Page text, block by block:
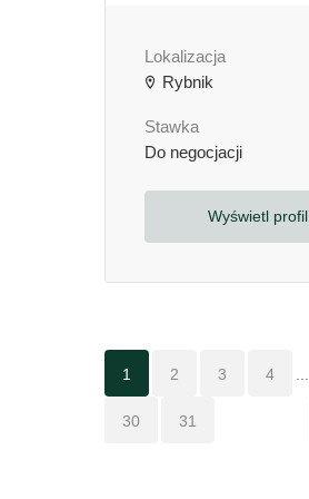
Lokalizacja
Rybnik
Stawka
Do negocjacji
Wyświetl profil
1 2 3 4
30 31